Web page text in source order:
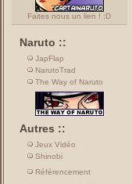
Faites nous un lien ! :D
Naruto ::
JapFlap
NarutoTrad
The Way of Naruto
Autres ::
Jeux Vidéo
Shinobi
Référencement